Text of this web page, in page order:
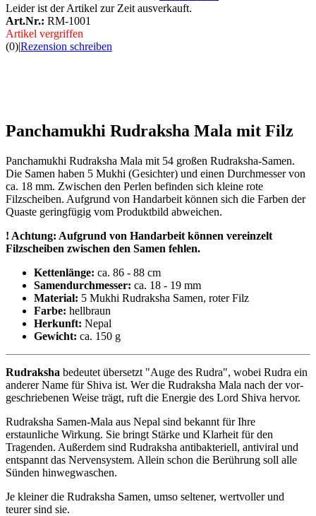
Leider ist der Artikel zur Zeit ausverkauft.
Art.Nr.: RM-1001
Artikel vergriffen
(0)|Rezension schreiben
Panchamukhi Rudraksha Mala mit Filz
Panchamukhi Rudraksha Mala mit 54 großen Rudraksha-Samen.
Die Samen haben 5 Mukhi (Gesichter) und einen Durchmesser von
ca. 18 mm. Zwischen den Perlen befinden sich kleine rote
Filzscheiben. Aufgrund von Handarbeit können sich die Farben der
Quaste geringfügig vom Produktbild abweichen.
! Achtung: Aufgrund von Handarbeit können vereinzelt
Filzscheiben zwischen den Samen fehlen.
Kettenlänge: ca. 86 - 88 cm
Samendurchmesser: ca. 18 - 19 mm
Material: 5 Mukhi Rudraksha Samen, roter Filz
Farbe: hellbraun
Herkunft: Nepal
Gewicht: ca. 150 g
Rudraksha bedeutet übersetzt "Auge des Rudra", wobei Rudra ein
anderer Name für Shiva ist. Wer die Rudraksha Mala nach der vor-
geschriebenen Weise trägt, ruft die Energie des Lord Shiva hervor.
Rudraksha Samen-Mala aus Nepal sind bekannt für Ihre
erstaunliche Wirkung. Sie bringt Stärke und Klarheit für den
Tragenden. Außerdem sind Rudraksha antibakteriell, antiviral und
entspannt das Nervensystem. Allein schon die Berührung soll alle
Sünden hinwegwaschen.
Je kleiner die Rudraksha Samen, umso seltener, wertvoller und
teurer sind sie.